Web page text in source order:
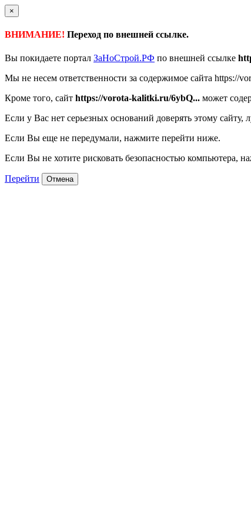
×
ВНИМАНИЕ! Переход по внешней ссылке.
Вы покидаете портал ЗаНоСтрой.РФ по внешней ссылке
Мы не несем ответственности за содержимое сайта https://
Кроме того, сайт https://vorota-kalitki.ru/6ybQ... может
Если у Вас нет серьезных оснований доверять этому
Если Вы еще не передумали, нажмите перейти ниже.
Если Вы не хотите рисковать безопасностью компьютера,
Перейти Отмена